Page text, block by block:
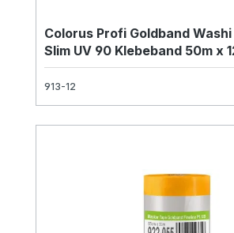
Colorus Profi Goldband
Slim UV 90 Klebeband 50m x
913-12